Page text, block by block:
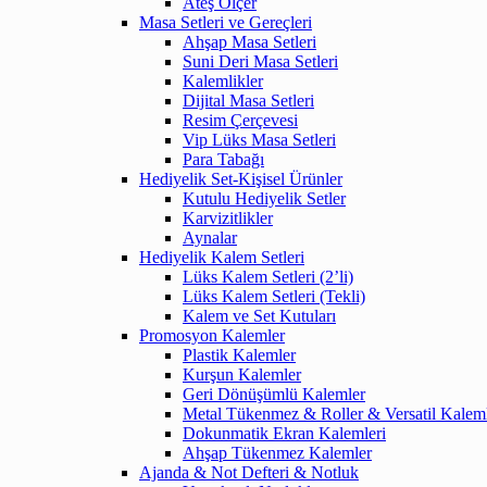
Masa Setleri ve Gereçleri
Ahşap Masa Setleri
Suni Deri Masa Setleri
Kalemlikler
Dijital Masa Setleri
Resim Çerçevesi
Vip Lüks Masa Setleri
Para Tabağı
Hediyelik Set-Kişisel Ürünler
Kutulu Hediyelik Setler
Karvizitlikler
Aynalar
Hediyelik Kalem Setleri
Lüks Kalem Setleri (2’li)
Lüks Kalem Setleri (Tekli)
Kalem ve Set Kutuları
Promosyon Kalemler
Plastik Kalemler
Kurşun Kalemler
Geri Dönüşümlü Kalemler
Metal Tükenmez & Roller & Versatil
Dokunmatik Ekran Kalemleri
Ahşap Tükenmez Kalemler
Ajanda & Not Defteri & Notluk